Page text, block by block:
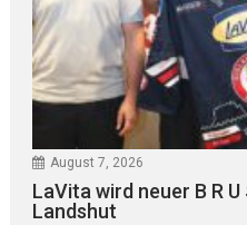
August 7, 2026
LaVita wird neuer B R U
Landshut